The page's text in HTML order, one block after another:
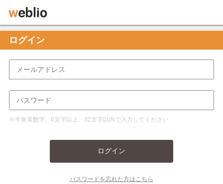
ログイン
※半角英数字、6文字以上、32文字以内で入力してください
ログイン
パスワードを忘れた方はこちら